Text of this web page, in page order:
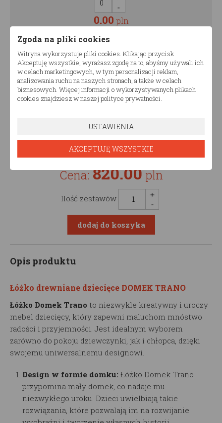
0.00 pln
Malowanie półki
Malowanie półki
od 180,00pln
0.00
Cena:820.00pln
Ilość zestawów
Opis produktu
Łóżko drewniane dziecięce DOMEK TRANO
Łóżko Domek Trano to niezwykle kreatywny i uroczy
mebel dziecięcy, który zapewni maluchom mnóstwo
radości i przyjemności. Jest idealnym wyborem
zarówno do pokoju dziewczynki, jak i chłopca, dzięki
swojemu uniwersalnemu designowi.
Design w formie domku: Łóżko Domek Trano
przypomina mały domek, co nadaje mu
niezwykłego uroku. Dzieci uwielbiają takie
rozwiązania, które pozwalają im na rozwijanie
Zgoda na pliki cookies
Witryna wykorzystuje pliki cookies. Klikając przycisk
Akceptuję wszystkie, wyrażasz zgodę na to, abyśmy używali ich
w celach marketingowych, w tym personalizacji reklam,
analizowania ruchu na naszych stronach, a także w celach
biznesowych. Więcej informacji o wykorzystywanych plikach
cookies znajdziesz w naszej polityce prywatności.
USTAWIENIA
AKCEPTUJĘ WSZYSTKIE